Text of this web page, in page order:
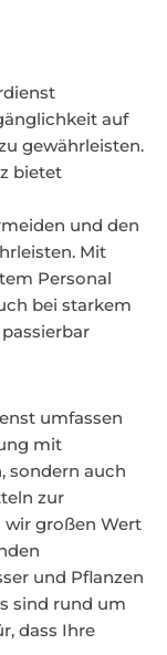
auf
gewährleisten.
bietet
und den
Mit
Personal
bei starkem
umfassen
mit
sondern auch
zur
wir großen Wert
und Pflanzen
sind rund um
dass Ihre